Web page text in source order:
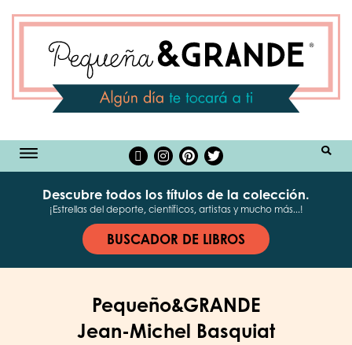
Descubre todos los títulos de la colección.
¡Estrellas del deporte, científicos, artistas y mucho más...!
BUSCADOR DE LIBROS
Pequeño&GRANDE
Jean-Michel Basquiat